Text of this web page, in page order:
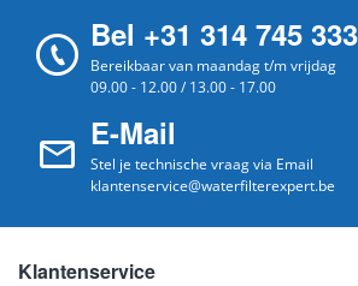
Bel +31 314 745 333
Bereikbaar van maandag t/m vrijdag
09.00 - 12.00 / 13.00 - 17.00
E-Mail
Stel je technische vraag via Email
klantenservice@waterfilterexpert.be
Klantenservice